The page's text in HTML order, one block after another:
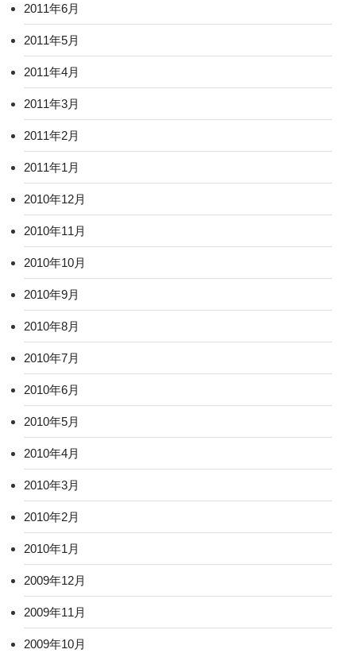
2011年6月
2011年5月
2011年4月
2011年3月
2011年2月
2011年1月
2010年12月
2010年11月
2010年10月
2010年9月
2010年8月
2010年7月
2010年6月
2010年5月
2010年4月
2010年3月
2010年2月
2010年1月
2009年12月
2009年11月
2009年10月